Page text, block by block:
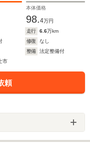
ン LEDヘッ
本体価格
98.4万円
走行 6.6万km
修復
なし
整備
法定整備付
市
頼